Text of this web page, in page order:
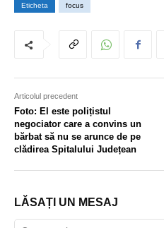
Eticheta focus
Articolul precedent
Foto: El este polițistul
negociator care a convins un
bărbat să nu se arunce de pe
clădirea Spitalului Județean
LĂSAȚI UN MESAJ